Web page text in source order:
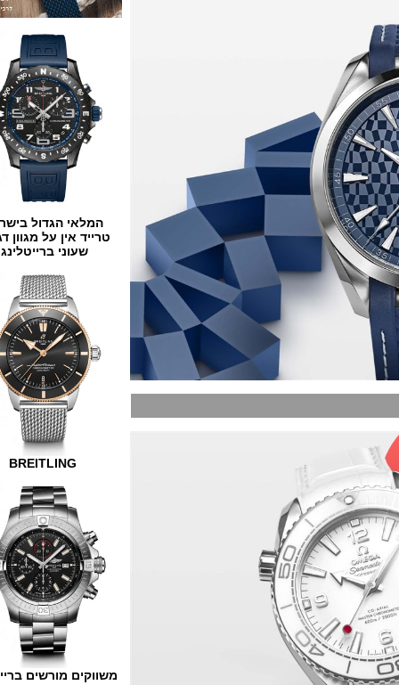
המלאי הגדול בישראל
טרייד אין על מגוון דגמים
שעוני ברייטלינג
BREITLING
משווקים מורשים ברייטלינג